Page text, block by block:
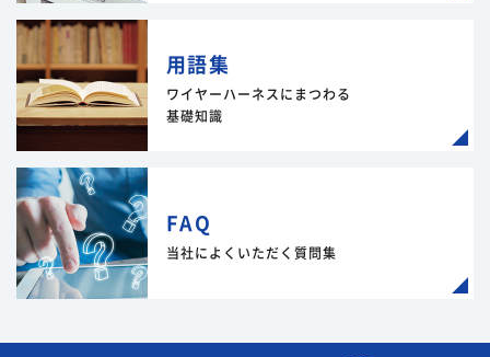
用語集
ワイヤーハーネスにまつわる
基礎知識
FAQ
当社によくいただく質問集